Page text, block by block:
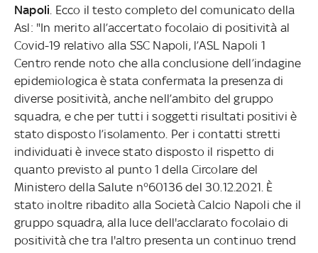
Napoli . Ecco il testo completo del comunicato della
Asl: "In merito all’accertato focolaio di positività al
Covid-19 relativo alla SSC Napoli, l’ASL Napoli 1
Centro rende noto che alla conclusione dell’indagine
epidemiologica è stata confermata la presenza di
diverse positività, anche nell’ambito del gruppo
squadra, e che per tutti i soggetti risultati positivi è
stato disposto l’isolamento. Per i contatti stretti
individuati è invece stato disposto il rispetto di
quanto previsto al punto 1 della Circolare del
Ministero della Salute n°60136 del 30.12.2021. È
stato inoltre ribadito alla Società Calcio Napoli che il
gruppo squadra, alla luce dell'acclarato focolaio di
positività che tra l'altro presenta un continuo trend